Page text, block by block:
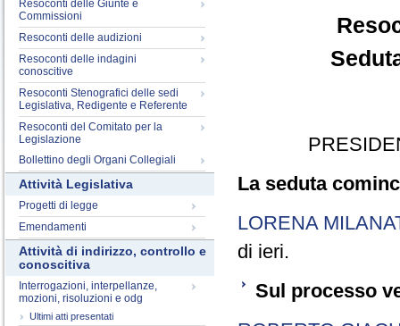
Resoconti delle Giunte e
Commissioni
Resoconti delle audizioni
Resoconti delle indagini
conoscitive
Resoconti Stenografici delle sedi
Legislativa, Redigente e Referente
Resoconti del Comitato per la
Legislazione
Bollettino degli Organi Collegiali
Attività Legislativa
Progetti di legge
Emendamenti
Attività di indirizzo, controllo e
conoscitiva
Interrogazioni, interpellanze,
mozioni, risoluzioni e odg
Ultimi atti presentati
La seduta
LORENA
di ieri.
Sul processo